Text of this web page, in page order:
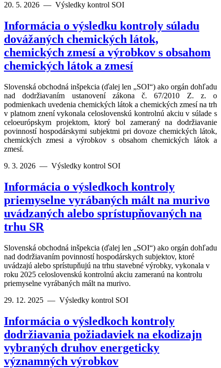
20. 5. 2026 — Výsledky kontrol SOI
Informácia o výsledku kontroly súladu
dovážaných chemických látok,
chemických zmesí a výrobkov s obsahom
chemických látok a zmesí
Slovenská obchodná inšpekcia (ďalej len „SOI“) ako orgán dohľadu
nad dodržiavaním ustanovení zákona č. 67/2010 Z. z. o
podmienkach uvedenia chemických látok a chemických zmesí na trh
v platnom znení vykonala celoslovenskú kontrolnú akciu v súlade s
celoeurópskym projektom, ktorý bol zameraný na dodržiavanie
povinností hospodárskymi subjektmi pri dovoze chemických látok,
chemických zmesi a výrobkov s obsahom chemických látok a
zmesí.
9. 3. 2026 — Výsledky kontrol SOI
Informácia o výsledkoch kontroly
priemyselne vyrábaných mált na murivo
uvádzaných alebo sprístupňovaných na
trhu SR
Slovenská obchodná inšpekcia (ďalej len „SOI“) ako orgán dohľadu
nad dodržiavaním povinností hospodárskych subjektov, ktoré
uvádzajú alebo sprístupňujú na trhu stavebné výrobky, vykonala v
roku 2025 celoslovenskú kontrolnú akciu zameranú na kontrolu
priemyselne vyrábaných mált na murivo.
29. 12. 2025 — Výsledky kontrol SOI
Informácia o výsledkoch kontroly
dodržiavania požiadaviek na ekodizajn
vybraných druhov energeticky
významných výrobkov